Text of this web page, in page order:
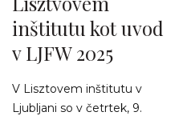
inštitutu kot uvod
v LJFW 2025
V Lisztovem inštitutu v
Ljubljani so v četrtek, 9.